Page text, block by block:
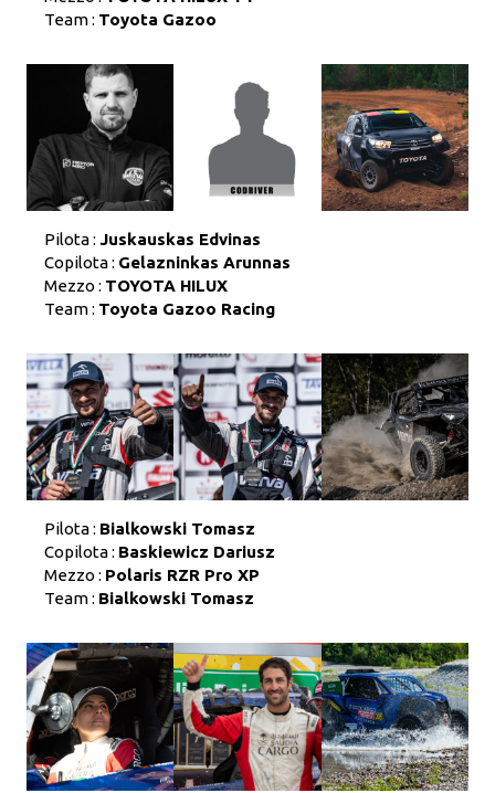
Team : Toyota Gazoo
Pilota : Juskauskas Edvinas
Copilota : Gelazninkas Arunnas
Mezzo : TOYOTA HILUX
Team : Toyota Gazoo Racing
Pilota : Bialkowski Tomasz
Copilota : Baskiewicz Dariusz
Mezzo : Polaris RZR Pro XP
Team : Bialkowski Tomasz